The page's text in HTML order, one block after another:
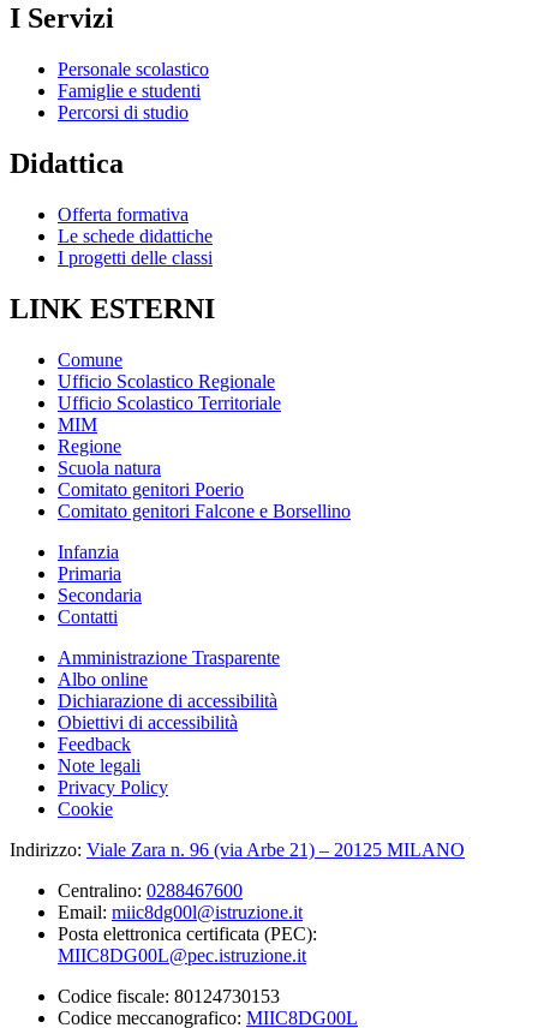
I Servizi
Personale scolastico
Famiglie e studenti
Percorsi di studio
Didattica
Offerta formativa
Le schede didattiche
I progetti delle classi
LINK ESTERNI
Comune
Ufficio Scolastico Regionale
Ufficio Scolastico Territoriale
MIM
Regione
Scuola natura
Comitato genitori Poerio
Comitato genitori Falcone e Borsellino
Infanzia
Primaria
Secondaria
Contatti
Amministrazione Trasparente
Albo online
Dichiarazione di accessibilità
Obiettivi di accessibilità
Feedback
Note legali
Privacy Policy
Cookie
Indirizzo: Viale Zara n. 96 (via Arbe 21) – 20125 MILANO
Centralino: 0288467600
Email: miic8dg00l@istruzione.it
Posta elettronica certificata (PEC):
MIIC8DG00L@pec.istruzione.it
Codice fiscale: 80124730153
Codice meccanografico: MIIC8DG00L